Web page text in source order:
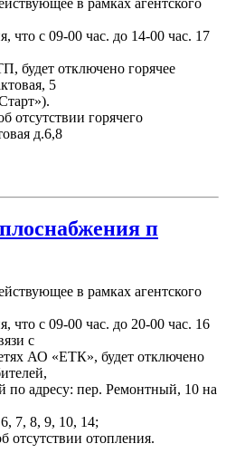
в рамках агентского
что с 09-00 час. до 14-00 час. 17
будет отключено горячее
5
отсутствии горячего
д.6,8
п
в рамках агентского
что с 09-00 час. до 20-00 час. 16
с
АО «ЕТК», будет отключено
по адресу: пер. Ремонтный, 10 на
7, 8, 9, 10, 14;
отсутствии отопления.